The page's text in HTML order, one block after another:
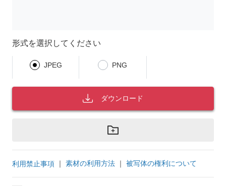
形式を選択してください
JPEG PNG
ダウンロード
利用禁止事項 ｜ 素材の利用方法 ｜ 被写体の権利について